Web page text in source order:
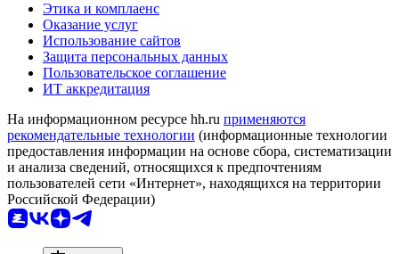
Этика и комплаенс
Оказание услуг
Использование сайтов
Защита персональных данных
Пользовательское соглашение
ИТ аккредитация
На информационном ресурсе hh.ru применяются
рекомендательные технологии (информационные технологии
предоставления информации на основе сбора, систематизации
и анализа сведений, относящихся к предпочтениям
пользователей сети «Интернет», находящихся на территории
Российской Федерации)